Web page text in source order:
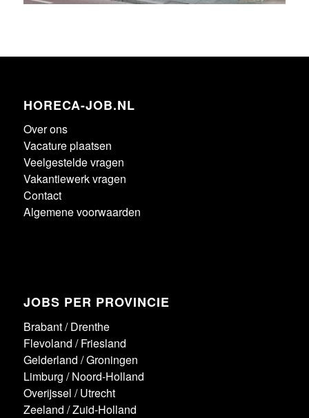
HORECA-JOB.NL
Over ons
Vacature plaatsen
Veelgestelde vragen
Vakantiewerk vragen
Contact
Algemene voorwaarden
JOBS PER PROVINCIE
Brabant/Drenthe
Flevoland /Friesland
Gelderland /Groningen
Limburg /Noord-Holland
Overijssel /Utrecht
Zeeland /Zuid-Holland